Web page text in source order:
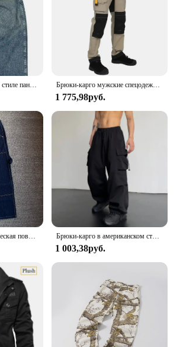
Y2k Уличная одежда в стиле панк, хип-хоп, джинсы, спецодежда на западном побережье, рваный рэп, свободная одежда больших размеров, мужские брюки для мытья полов Брюки-карго мужские спецодежда с несколькими карманами уличные походные брюки для бега рабочие брюки мужские с наколенниками
1 775,98руб.
Американская классическая повседневная мужская прямая свободная винтажная рабочая одежда по дереву, джинсы High Street Tide, потертые старые брюки Y2k, молодежные мужские Брюки-карго в американском стиле, повседневные свободные брюки с завязками, универсальные прямые широкие штаны, рабочая одежда
1 003,38руб.